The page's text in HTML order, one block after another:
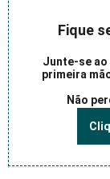
Fique
Junte-se ao
primeira
Não